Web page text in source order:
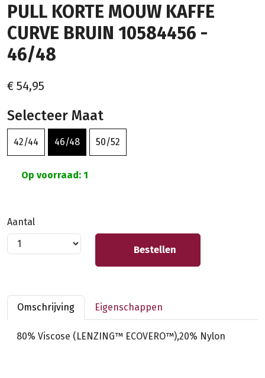
PULL KORTE MOUW KAFFE
CURVE BRUIN 10584456 -
46/48
€ 54,95
Selecteer Maat
42/44 46/48 50/52
Op voorraad: 1
Aantal
Bestellen
Omschrijving Eigenschappen
80% Viscose (LENZING™ ECOVERO™),20% Nylon